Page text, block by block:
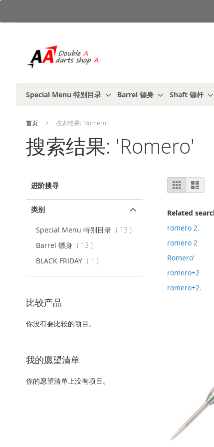
到
Special Menu 特别目录 Barrel 镖身 Shaft 镖杆
首页 搜索结果: 'Romero'
搜索结果: 'Romero'
视
图
%1
及
列
表
Related
romero 2.
romero 2
Romero'
romero+2
romero+2.
进阶搜寻
类别
Special Menu 特别目录 13 项
Barrel 镖身 13 项
BLACK FRIDAY 1 项
比较产品
你没有要比较的项目。
我的愿望清单
你的愿望清单上没有项目。